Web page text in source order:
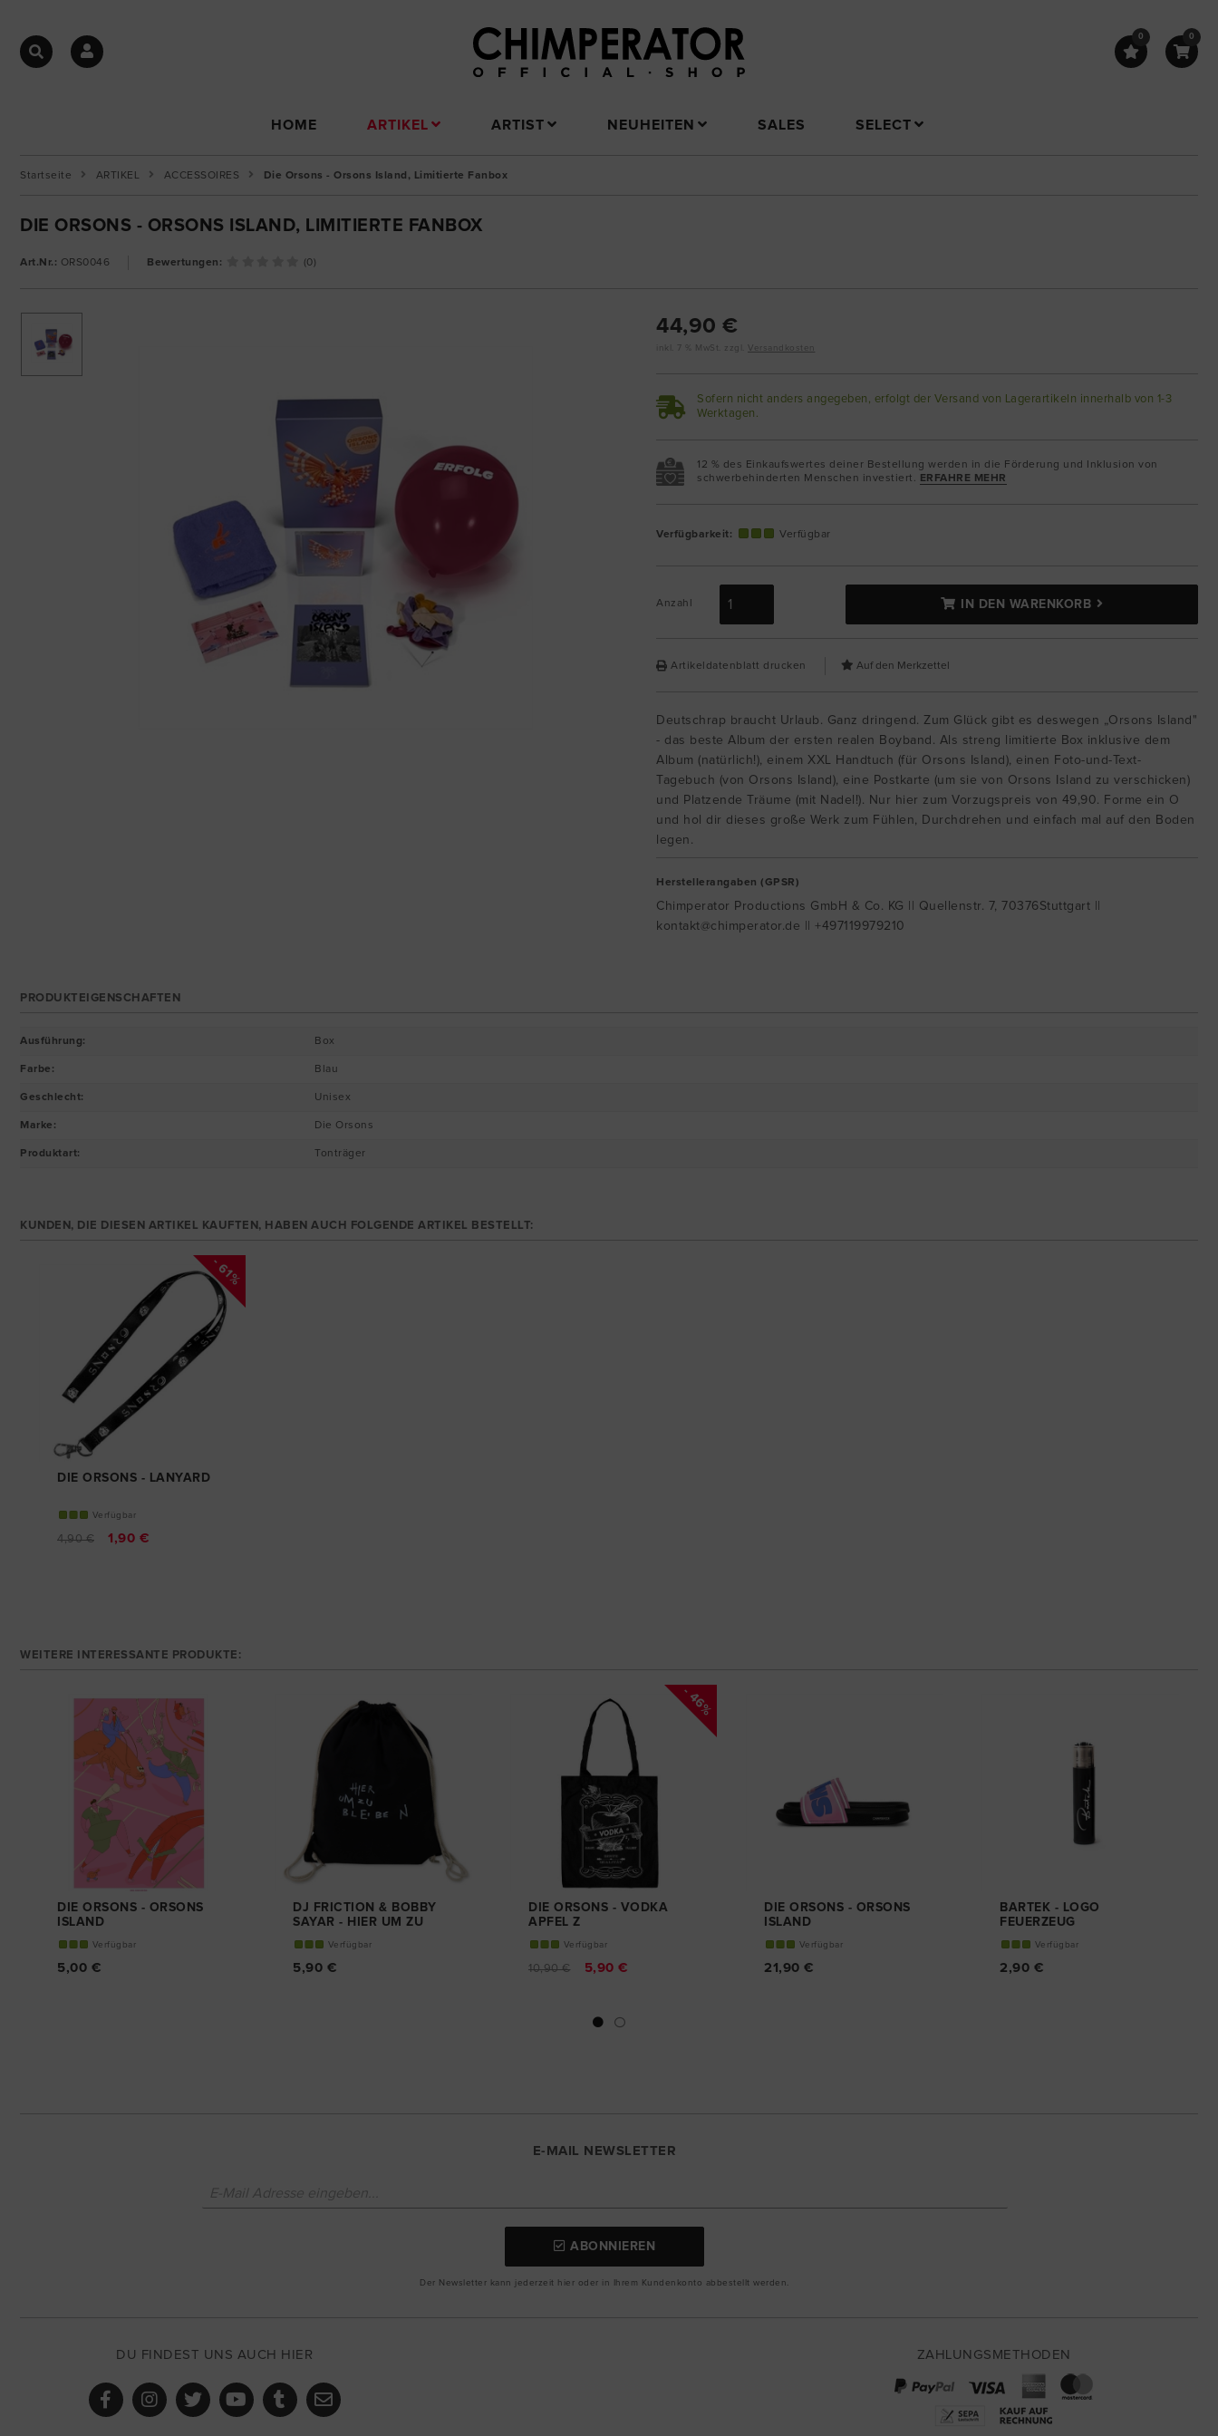
0 0
HOME ARTIKEL ARTIST NEUHEITEN SALES SELECT
Startseite ARTIKEL ACCESSOIRES Die Orsons - Orsons Island, Limitierte Fanbox
DIE ORSONS - ORSONS ISLAND, LIMITIERTE FANBOX
Art.Nr.: ORS0046 Bewertungen: (0)
44,90 €
inkl. 7 % MwSt. zzgl. Versandkosten
Sofern nicht anders angegeben, erfolgt der Versand von Lagerartikeln innerhalb von 1-3
Werktagen.
12 % des Einkaufswertes deiner Bestellung werden in die Förderung und Inklusion von
schwerbehinderten Menschen investiert. ERFAHRE MEHR
Verfügbarkeit: Verfügbar
Anzahl IN DEN WARENKORB
Artikeldatenblatt drucken
Deutschrap braucht Urlaub. Ganz dringend. Zum Glück gibt es deswegen „Orsons Island"
- das beste Album der ersten realen Boyband. Als streng limitierte Box inklusive dem
Album (natürlich!), einem XXL Handtuch (für Orsons Island), einen Foto-und-Text-
Tagebuch (von Orsons Island), eine Postkarte (um sie von Orsons Island zu verschicken)
und Platzende Träume (mit Nadel!). Nur hier zum Vorzugspreis von 49,90. Forme ein O
und hol dir dieses große Werk zum Fühlen, Durchdrehen und einfach mal auf den Boden
legen.
Herstellerangaben (GPSR)
Chimperator Productions GmbH & Co. KG || Quellenstr. 7, 70376Stuttgart ||
kontakt@chimperator.de || +497119979210
PRODUKTEIGENSCHAFTEN
Ausführung: Box
Farbe : Blau
Geschlecht: Unisex
Marke : Die Orsons
Produktart: Tonträger
KUNDEN, DIE DIESEN ARTIKEL KAUFTEN, HABEN AUCH FOLGENDE ARTIKEL BESTELLT:
DIE ORSONS - LANYARD
Verfügbar
4,90 € 1,90 €
- 61%
WEITERE INTERESSANTE PRODUKTE:
DIE ORSONS - ORSONS
ISLAND
Verfügbar
5,00 €
DJ FRICTION & BOBBY
SAYAR - HIER UM ZU
COLLEGEBAG
Verfügbar
5,90 €
DIE ORSONS - VODKA
APFEL Z
Verfügbar
10,90 € 5,90 €
- 46%
DIE ORSONS - ORSONS
ISLAND
Verfügbar
21,90 €
BARTEK - LOGO
FEUERZEUG
Verfügbar
2,90 €
E-MAIL NEWSLETTER
ABONNIEREN
Der Newsletter kann jederzeit hier oder in Ihrem Kundenkonto abbestellt werden.
DU FINDEST UNS AUCH HIER ZAHLUNGSMETHODEN